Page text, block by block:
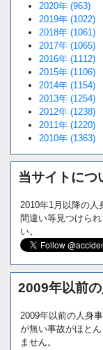
2020年 (963)
2019年 (1022)
2018年 (1061)
2017年 (1065)
2016年 (1112)
2015年 (1106)
2014年 (1154)
2013年 (1254)
2012年 (1238)
2011年 (1220)
2010年 (1363)
当サイトにつ
2010年1月以降の人
間違い等見つけら
い。
2009年以前
2009年以前の人身
が無い事故がほと
ません。